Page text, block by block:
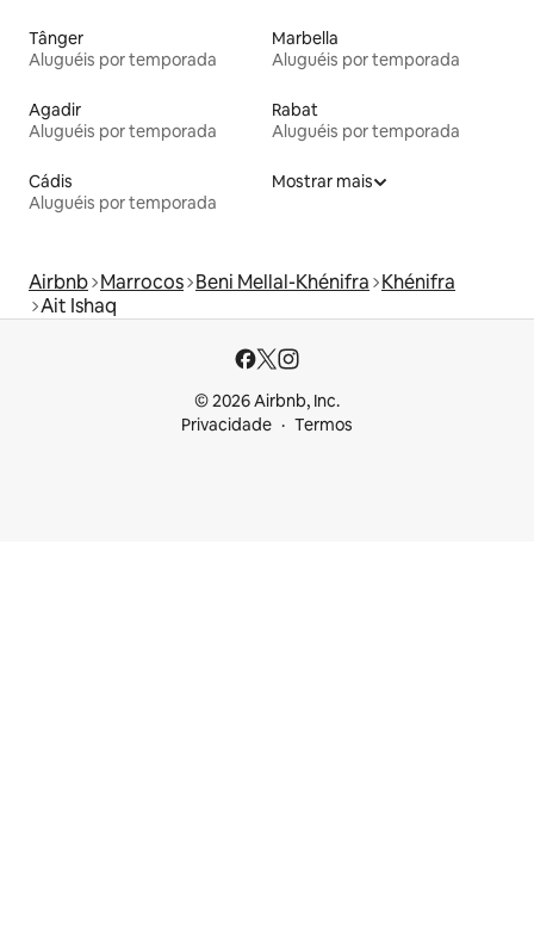
Tânger
Aluguéis por temporada
Marbella
Aluguéis por temporada
Agadir
Aluguéis por temporada
Rabat
Aluguéis por temporada
Cádis
Aluguéis por temporada
Mostrar mais
Airbnb Marrocos Beni Mellal-Khénifra Khénifra
Ait Ishaq
© 2026 Airbnb, Inc.
Privacidade
Termos